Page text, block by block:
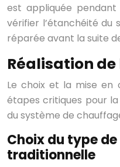
est appliquée
vérifier l’étanchéité du
réparée avant la suite
Réalisation
Le choix et la mise
étapes critiques pour
du système de
Choix du type
traditionnelle